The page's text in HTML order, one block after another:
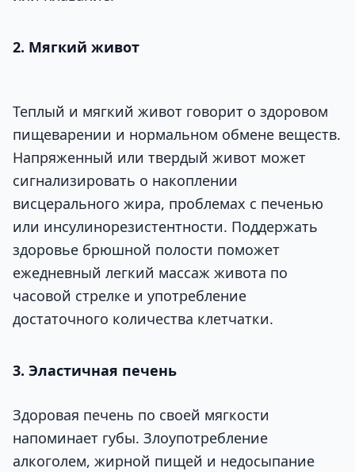
2. Мягкий живот
Теплый и мягкий живот говорит о здоровом
пищеварении и нормальном обмене веществ.
Напряженный или твердый живот может
сигнализировать о накоплении
висцерального жира, проблемах с печенью
или инсулинорезистентности. Поддержать
здоровье брюшной полости поможет
ежедневный легкий массаж живота по
часовой стрелке и употребление
достаточного количества клетчатки.
3. Эластичная печень
Здоровая печень по своей мягкости
напоминает губы. Злоупотребление
алкоголем, жирной пищей и недосыпание